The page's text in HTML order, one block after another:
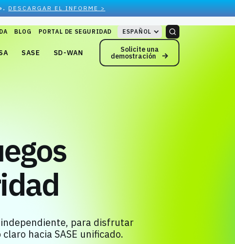
DESCARGAR EL INFORME >
BLOG PORTAL DE SEGURIDAD ESPAÑOL
SASE SD-WAN Solicite una
demostración
para disfrutar
hacia SASE unificado.